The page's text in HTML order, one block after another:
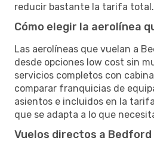
reducir bastante la tarifa total.
Cómo elegir la aerolínea
Las aerolíneas que vuelan a
desde opciones low cost sin
servicios completos con
comparar franquicias de
asientos e incluidos en la
que se adapta a lo que
Vuelos directos a Bedford